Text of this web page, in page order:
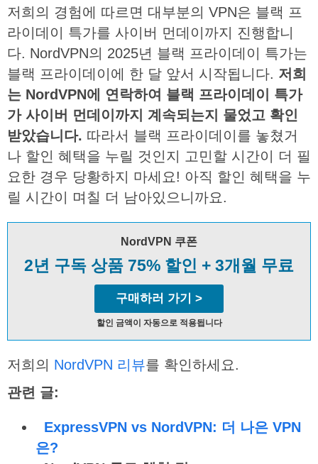
저희의 경험에 따르면 대부분의 VPN은 블랙 프
라이데이 특가를 사이버 먼데이까지 진행합니
다. NordVPN의 2025년 블랙 프라이데이 특가는
블랙 프라이데이에 한 달 앞서 시작됩니다. 저희
는 NordVPN에 연락하여 블랙 프라이데이
특가
가 사이버 먼데이까지 계속되는지 물었고 확인
받았습니다. 따라서 블랙 프라이데이를 놓쳤거
나 할인 혜택을 누릴 것인지 고민할 시간이 더 필
요한 경우 당황하지 마세요! 아직 할인 혜택을 누
릴 시간이 며칠 더 남아있으니까요.
NordVPN 쿠폰
2년 구독 상품 75% 할인 + 3개월 무료
구매하러 가기 >
할인 금액이 자동으로 적용됩니다
저희의 NordVPN 리뷰를 확인하세요.
관련 글:
ExpressVPN vs NordVPN: 더 나은 VPN
은?